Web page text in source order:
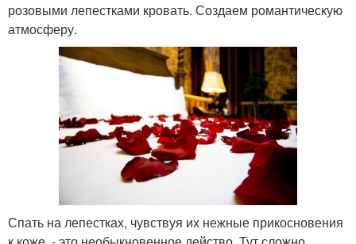
розовыми лепестками кровать. Создаем романтическую
атмосферу.
Спать на лепестках, чувствуя их нежные прикосновения